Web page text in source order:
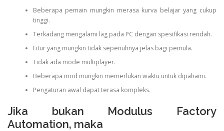
Beberapa pemain mungkin merasa kurva belajar yang cukup
tinggi.
Terkadang mengalami lag pada PC dengan spesifikasi rendah.
Fitur yang mungkin tidak sepenuhnya jelas bagi pemula.
Tidak ada mode multiplayer.
Beberapa mod mungkin memerlukan waktu untuk dipahami.
Pengaturan awal dapat terasa kompleks.
Jika bukan Modulus Factory
Automation, maka